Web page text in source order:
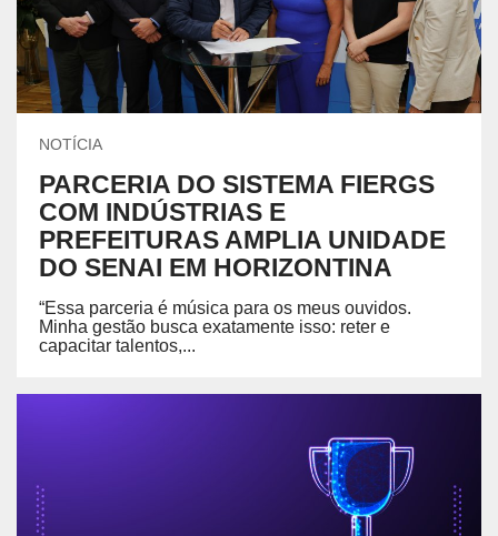
NOTÍCIA
PARCERIA DO SISTEMA FIERGS
COM INDÚSTRIAS E
PREFEITURAS AMPLIA UNIDADE
DO SENAI EM HORIZONTINA
“Essa parceria é música para os meus ouvidos.
Minha gestão busca exatamente isso: reter e
capacitar talentos,...